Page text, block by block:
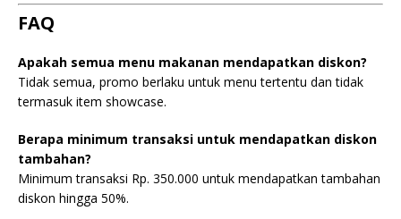
FAQ
Apakah semua menu makanan mendapatkan diskon?
Tidak semua, promo berlaku untuk menu tertentu dan tidak
termasuk item showcase.
Berapa minimum transaksi untuk mendapatkan diskon
tambahan?
Minimum transaksi Rp. 350.000 untuk mendapatkan tambahan
diskon hingga 50%.